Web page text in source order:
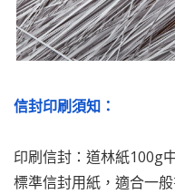
信封印刷須知：
印刷信封：道林紙100g
標準信封用紙，適合一